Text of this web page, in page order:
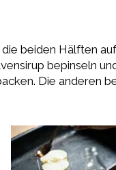
die beiden Hälften
bepinseln
Die anderen